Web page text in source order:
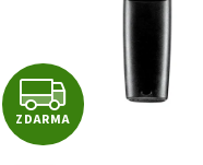
Z
D
ZDARMA